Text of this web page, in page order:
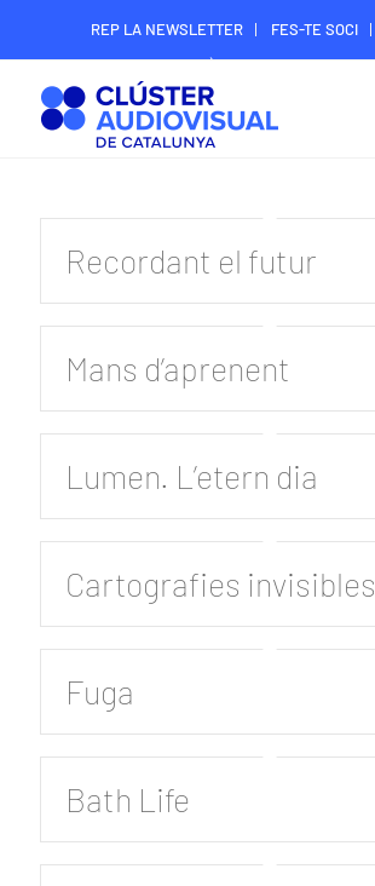
REP LA NEWSLETTER FES-TE SOCI
ÀREA DIGITAL SOCIS
Recordant el futur
Mans d’aprenent
Lumen. L’etern dia
Cartografies invisibles
Fuga
Bath Life